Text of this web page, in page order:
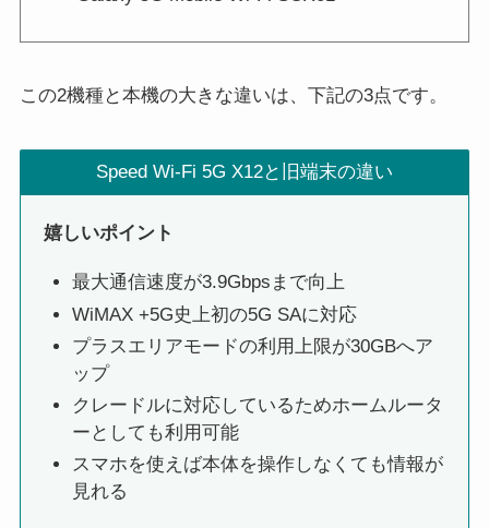
この2機種と本機の大きな違いは、下記の3点です。
Speed Wi-Fi 5G X12と旧端末の違い
嬉しいポイント
最大通信速度が3.9Gbpsまで向上
WiMAX +5G史上初の5G SAに対応
プラスエリアモードの利用上限が30GBへア
ップ
クレードルに対応しているためホームルータ
ーとしても利用可能
スマホを使えば本体を操作しなくても情報が
見れる